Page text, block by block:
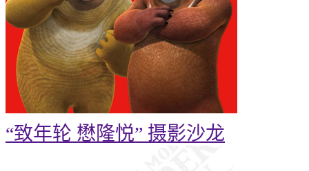
“致年轮 懋隆悦” 摄影沙龙